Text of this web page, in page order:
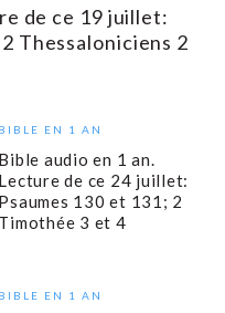
de ce 19 juillet:
Thessaloniciens 2
BIBLE EN 1 AN
Bible audio en 1 an.
Lecture de ce 24 juillet:
Psaumes 130 et 131; 2
Timothée 3 et 4
BIBLE EN 1 AN